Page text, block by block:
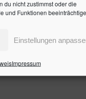
du nicht zustimmst oder die
und Funktionen
Einstellungen
Impressum